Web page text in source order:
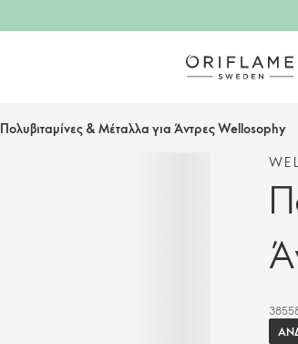
Πολυβιταμίνες & Μέταλλα για Άντρες Wellosophy